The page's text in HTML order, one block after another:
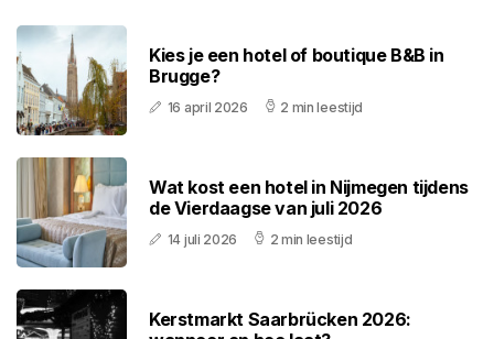
Kies je een hotel of boutique B&B in
Brugge?
16 april 2026 2 min leestijd
Wat kost een hotel in Nijmegen tijdens
de Vierdaagse van juli 2026
14 juli 2026 2 min leestijd
Kerstmarkt Saarbrücken 2026: